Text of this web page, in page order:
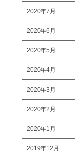
2020年7月
2020年6月
2020年5月
2020年4月
2020年3月
2020年2月
2020年1月
2019年12月